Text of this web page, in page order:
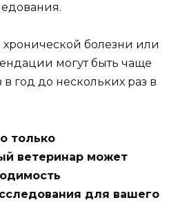
болезни или
могут быть чаще
год до нескольких раз в
только
ветеринар может
для вашего